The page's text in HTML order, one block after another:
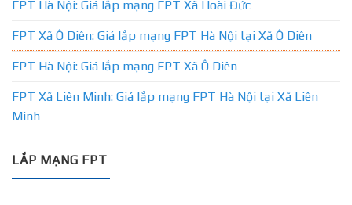
FPT Hà Nội: Giá lắp mạng FPT Xã Hoài Đức
FPT Xã Ô Diên: Giá lắp mạng FPT Hà Nội tại Xã Ô Diên
FPT Hà Nội: Giá lắp mạng FPT Xã Ô Diên
FPT Xã Liên Minh: Giá lắp mạng FPT Hà Nội tại Xã Liên
Minh
LẮP MẠNG FPT